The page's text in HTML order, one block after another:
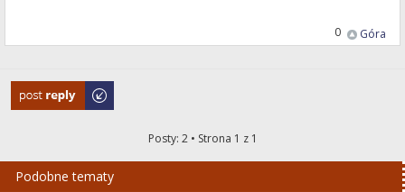
Góra
0
Odpowiedz
Posty: 2 • Strona 1 z 1
Podobne tematy